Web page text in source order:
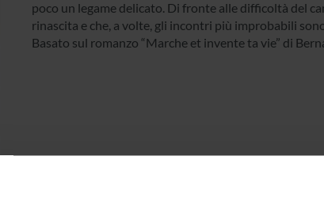
poco un legame delicato. Di fronte alle difficoltà del
rinascita e che, a volte, gli incontri più improbabili
Basato sul romanzo “Marche et invente ta vie” di